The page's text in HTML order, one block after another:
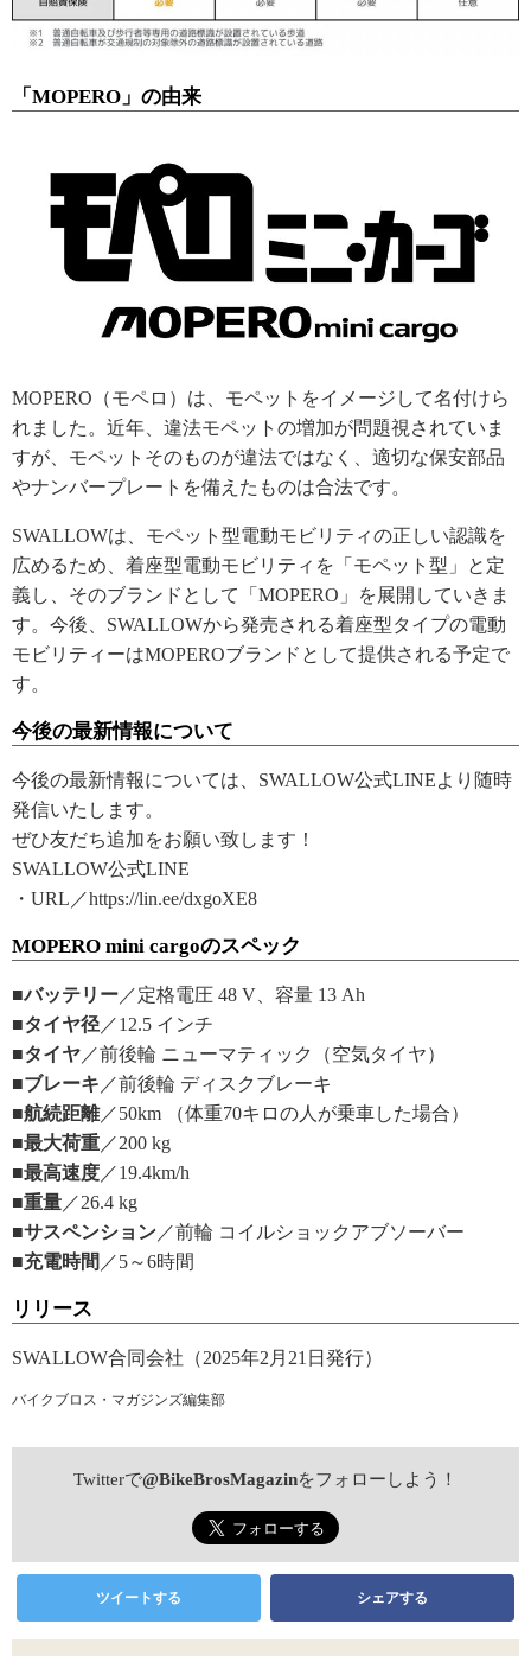
「MOPERO」の由来
MOPERO（モペロ）は、モペットをイメージして名付けら
れました。近年、違法モペットの増加が問題視されていま
すが、モペットそのものが違法ではなく、適切な保安部品
やナンバープレートを備えたものは合法です。
SWALLOWは、モペット型電動モビリティの正しい認識を
広めるため、着座型電動モビリティを「モペット型」と定
義し、そのブランドとして「MOPERO」を展開していきま
す。今後、SWALLOWから発売される着座型タイプの電動
モビリティーはMOPEROブランドとして提供される予定で
す。
今後の最新情報について
今後の最新情報については、SWALLOW公式LINEより随時
発信いたします。
ぜひ友だち追加をお願い致します！
SWALLOW公式LINE
・URL／https://lin.ee/dxgoXE8
MOPERO mini cargoのスペック
■バッテリー ／定格電圧 48 V、容量 13 Ah
■タイヤ径 ／12.5 インチ
■タイヤ ／前後輪 ニューマティック（空気タイヤ）
■ブレーキ ／前後輪 ディスクブレーキ
■航続距離／50km （体重70キロの人が乗車した場合）
■最大荷重 ／200 kg
■最高速度 ／19.4km/h
■重量 ／26.4 kg
■サスペンション ／前輪 コイルショックアブソーバー
■充電時間 ／5～6時間
リリース
SWALLOW合同会社（2025年2月21日発行）
バイクブロス・マガジンズ編集部
Twitterで@BikeBrosMagazinをフォローしよう！
ツイートする シェアする